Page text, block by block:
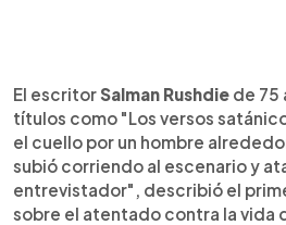
El escritorSalman Rushdie de 75
títulos como "Los versos
el cuello por un hombre
subió corriendo al escenario y
entrevistador", describió el
sobre el atentado contra la vida